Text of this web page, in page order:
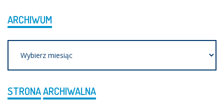
ARCHIWUM
STRONAARCHIWALNA